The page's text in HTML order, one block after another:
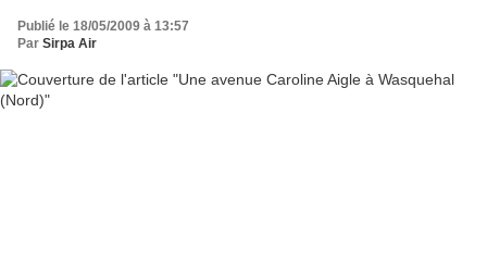
Publié le 18/05/2009 à 13:57
Par Sirpa Air